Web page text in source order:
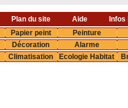
Plan du site Aide Infos
Papier peint Peinture
Décoration Alarme
Climatisation Ecologie Habitat